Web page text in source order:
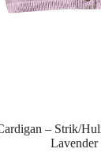
– Strik/
Lavender